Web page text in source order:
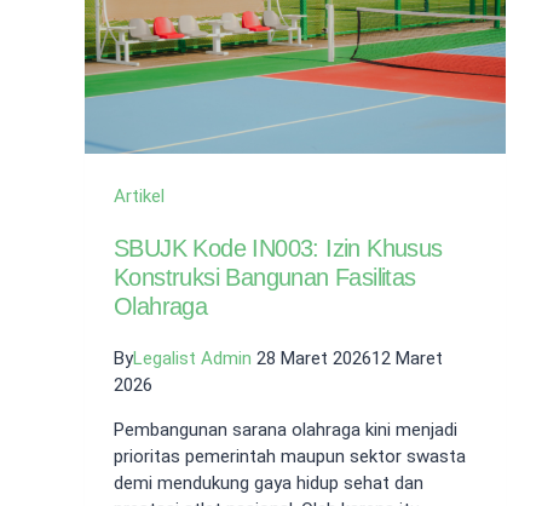
Artikel
SBUJK Kode IN003: Izin Khusus
Konstruksi Bangunan Fasilitas
Olahraga
ByLegalist Admin 28 Maret 202612 Maret
2026
Pembangunan sarana olahraga kini menjadi
prioritas pemerintah maupun sektor swasta
demi mendukung gaya hidup sehat dan